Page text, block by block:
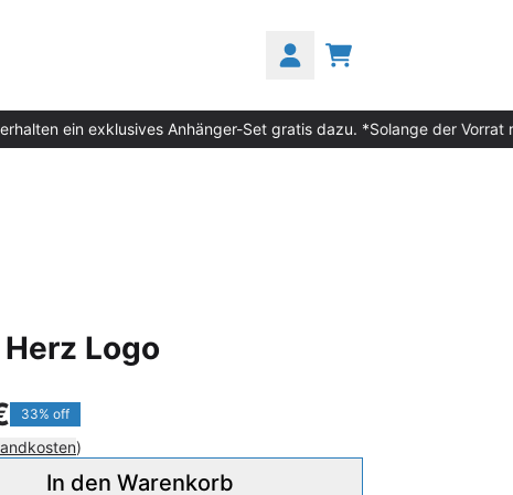
WARENKORB
ein exklusives Anhänger-Set gratis dazu. *Solange der Vorrat
Logo
33% off
)
In den Warenkorb